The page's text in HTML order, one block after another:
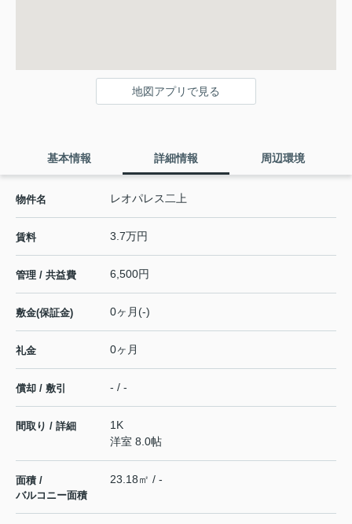
地図アプリで見る
基本情報 詳細情報 周辺環境
物件名 レオパレス二上
賃料 3.7万円
管理 / 共益費 6,500円
敷金(保証金) 0ヶ月(-)
礼金 0ヶ月
償却 / 敷引 - / -
間取り / 詳細
1K
洋室 8.0帖
面積 /
バルコニー面積
23.18㎡ / -